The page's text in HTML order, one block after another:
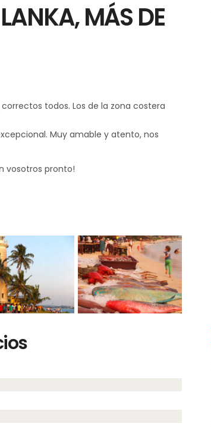
MÁS DE
todos. Los de la zona costera
Muy amable y atento, nos
vosotros pronto!